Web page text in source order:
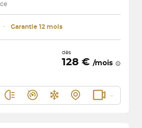
･ Garantie 12 mois
dès
128 € /mois